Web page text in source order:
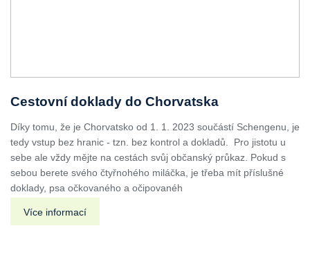
Cestovní doklady do Chorvatska
Díky tomu, že je Chorvatsko od 1. 1. 2023 součástí Schengenu, je
tedy vstup bez hranic - tzn. bez kontrol a dokladů. Pro jistotu u
sebe ale vždy mějte na cestách svůj občanský průkaz. Pokud s
sebou berete svého čtyřnohého miláčka, je třeba mít příslušné
doklady, psa očkovaného a očipovanéh
Více informací